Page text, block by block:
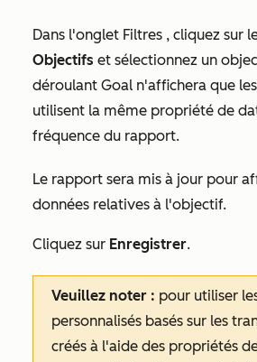
Dans l'onglet Filtres , cliquez sur
Objectifs et sélectionnez un
déroulant Goal n'affichera que
utilisent la même propriété de
fréquence du rapport.
Le rapport sera mis à jour pour
données relatives à l'objectif.
Cliquez sur Enregistrer.
Veuillez noter : pour utiliser
personnalisés basés sur les
créés à l'aide des propriétés